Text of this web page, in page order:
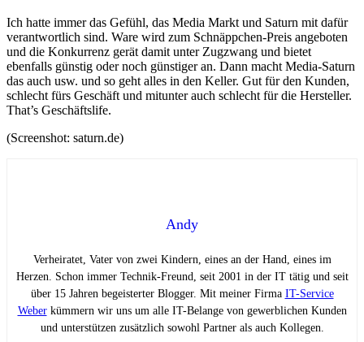
Ich hatte immer das Gefühl, das Media Markt und Saturn mit dafür
verantwortlich sind. Ware wird zum Schnäppchen-Preis angeboten
und die Konkurrenz gerät damit unter Zugzwang und bietet
ebenfalls günstig oder noch günstiger an. Dann macht Media-Saturn
das auch usw. und so geht alles in den Keller. Gut für den Kunden,
schlecht fürs Geschäft und mitunter auch schlecht für die Hersteller.
That’s Geschäftslife.
(Screenshot: saturn.de)
Andy
Verheiratet, Vater von zwei Kindern, eines an der Hand, eines im
Herzen. Schon immer Technik-Freund, seit 2001 in der IT tätig und seit
über 15 Jahren begeisterter Blogger. Mit meiner Firma IT-Service
Weberkümmern wir uns um alle IT-Belange von gewerblichen Kunden
und unterstützen zusätzlich sowohl Partner als auch Kollegen.